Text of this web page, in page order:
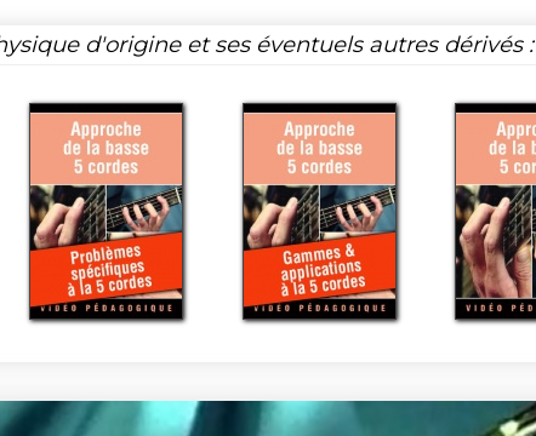
d'origine et ses éventuels autres dérivés :